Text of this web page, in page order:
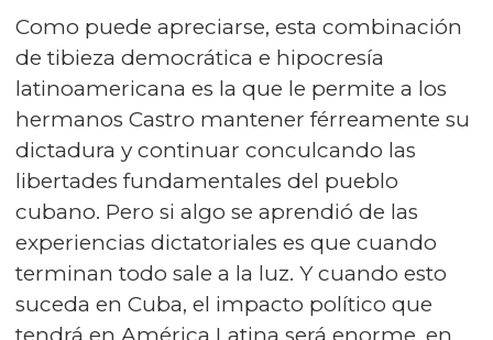
Como puede apreciarse, esta combinación
de tibieza democrática e hipocresía
latinoamericana es la que le permite a los
hermanos Castro mantener férreamente su
dictadura y continuar conculcando las
libertades fundamentales del pueblo
cubano. Pero si algo se aprendió de las
experiencias dictatoriales es que cuando
terminan todo sale a la luz. Y cuando esto
suceda en Cuba, el impacto político que